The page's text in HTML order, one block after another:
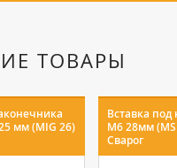
ТОВАРЫ
мм (MIG 26)
Вставка под
M6 28мм (MS
Сварог